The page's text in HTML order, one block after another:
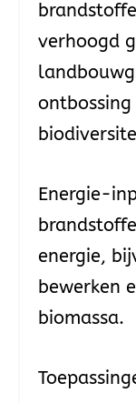
verhoogd
Energie-
energie,
bewerken
biomassa.